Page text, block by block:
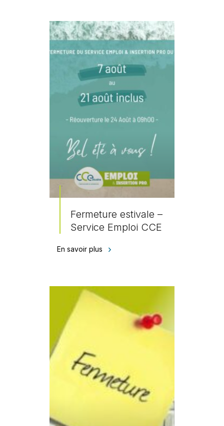
Fermeture estivale –
Service Emploi CCE
En savoir plus